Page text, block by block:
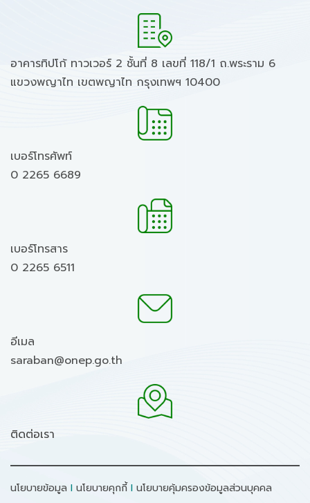
อาคารทิปโก้ ทาวเวอร์ 2 ชั้นที่ 8 เลขที่ 118/1 ถ.พระราม 6
แขวงพญาไท เขตพญาไท กรุงเทพฯ 10400
เบอร์โทรศัพท์
0 2265 6689
เบอร์โทรสาร
0 2265 6511
อีเมล
saraban@onep.go.th
ติดต่อเรา
นโยบายข้อมูล I นโยบายคุกกี้ I นโยบายคุ้มครองข้อมูลส่วนบุคคล